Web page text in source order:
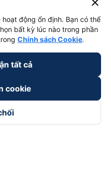
close
động ổn định. Bạn có thể
bất kỳ lúc nào trong phần
Chính sách Cookie.
tất cả
cookie